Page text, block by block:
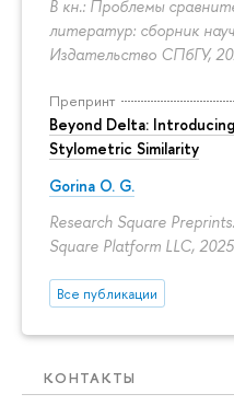
В кн.: Проблемы
литератур: сборник
Издательство СПбГУ,
Препринт
Beyond Delta:
Stylometric Similarity
Gorina O. G.
Research Square
Square Platform LLC, 2025
Все публикации
КОНТАКТЫ